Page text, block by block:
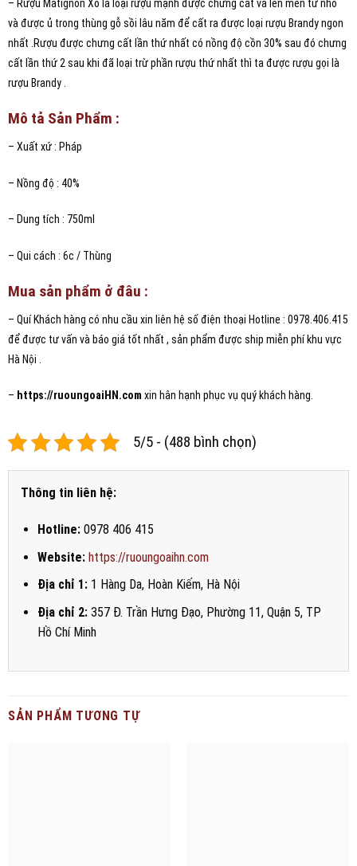
– Rượu Matignon Xo là loại rượu mạnh được chưng cất và lên men từ nho
và được ủ trong thùng gỗ sồi lâu năm để cất ra được loại rượu Brandy ngon
nhất .Rượu được chưng cất lần thứ nhất có nồng độ cồn 30% sau đó chưng
cất lần thứ 2 sau khi đã loại trừ phần rượu thứ nhất thì ta được rượu gọi là
rượu Brandy .
Mô tả Sản Phẩm :
– Xuất xứ : Pháp
– Nồng độ : 40%
– Dung tích : 750ml
– Qui cách : 6c / Thùng
Mua sản phẩm ở đâu :
– Quí Khách hàng có nhu cầu xin liên hệ số điện thoại Hotline : 0978.406.415
để được tư vấn và báo giá tốt nhất , sản phẩm được ship miễn phí khu vực
Hà Nội .
– https://ruoungoaiHN .com xin hân hạnh phục vụ quý khách hàng.
5/5 - (488 bình chọn)
Thông tin liên hệ:
Hotline:0978 406 415
Website: https://ruoungoaihn.com
Địa chỉ 1:1 Hàng Da, Hoàn Kiếm, Hà Nội
Địa chỉ 2:357 Đ. Trần Hưng Đạo, Phường 11, Quận 5, TP
Hồ Chí Minh
SẢN PHẨM TƯƠNG TỰ